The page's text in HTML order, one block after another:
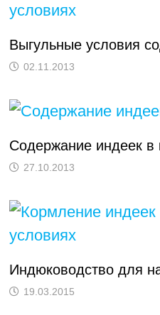
Выгульные условия
02.11.2013
Содержание индеек в
27.10.2013
Индюководство для
19.03.2015